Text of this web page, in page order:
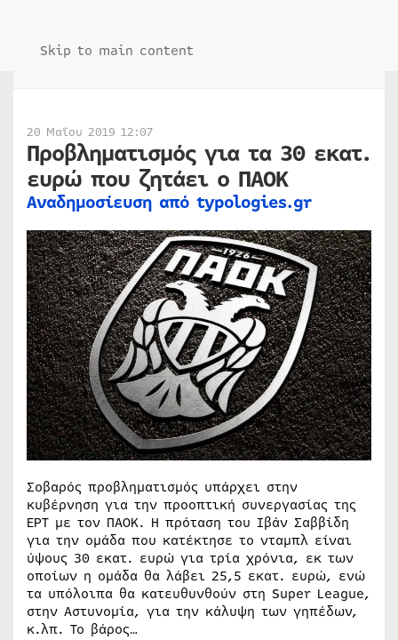
Skip to main content
20 Μαΐου 2019 12:07
Προβληματισμός για τα 30 εκατ.
ευρώ που ζητάει ο ΠΑΟΚ
Αναδημοσίευση από typologies.gr
Σοβαρός προβληματισμός υπάρχει στην
κυβέρνηση για την προοπτική συνεργασίας της
ΕΡΤ με τον ΠΑΟΚ. Η πρόταση του Ιβάν Σαββίδη
για την ομάδα που κατέκτησε το νταμπλ είναι
ύψους 30 εκατ. ευρώ για τρία χρόνια, εκ των
οποίων η ομάδα θα λάβει 25,5 εκατ. ευρώ, ενώ
τα υπόλοιπα θα κατευθυνθούν στη Super League,
στην Αστυνομία, για την κάλυψη των γηπέδων,
κ.λπ. Το βάρος…